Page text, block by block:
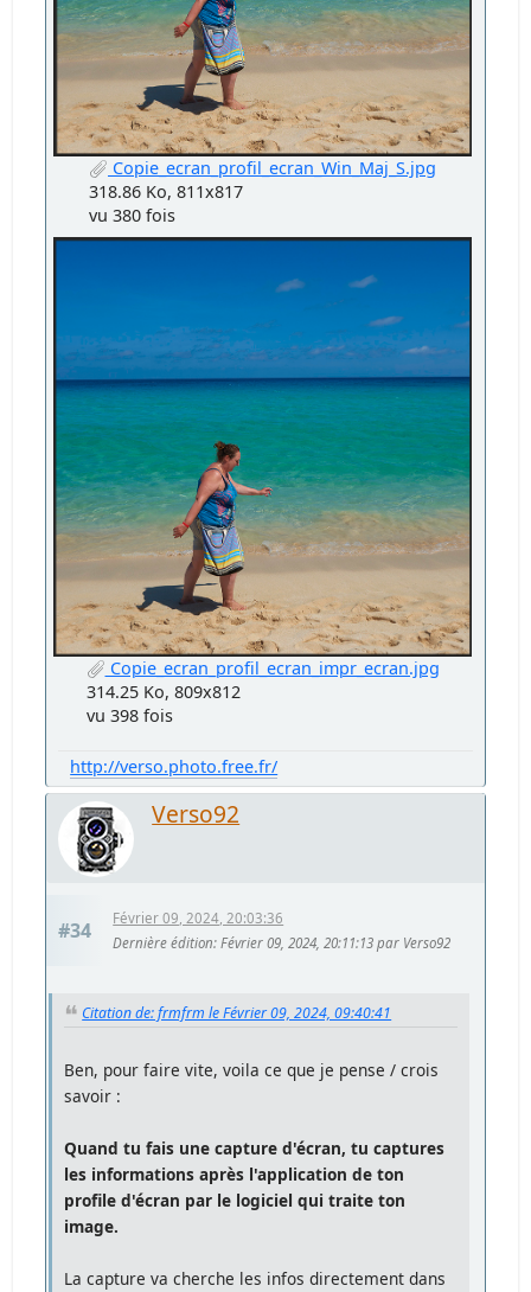
Copie_ecran_profil_ecran_Win_Maj_S.jpg
318.86 Ko, 811x817
vu 380 fois
Copie_ecran_profil_ecran_impr_ecran.jpg
314.25 Ko, 809x812
vu 398 fois
http://verso.photo.free.fr/
Verso92
#34
Février 09, 2024, 20:03:36
Dernière édition: Février 09, 2024, 20:11:13 par Verso92
Citation de: frmfrm le Février 09, 2024, 09:40:41
Ben, pour faire vite, voila ce que je pense / crois
savoir :
Quand tu fais une capture d'écran, tu captures
les informations après l'application de ton
profile d'écran par le logiciel qui traite ton
image.
La capture va cherche les infos directement dans